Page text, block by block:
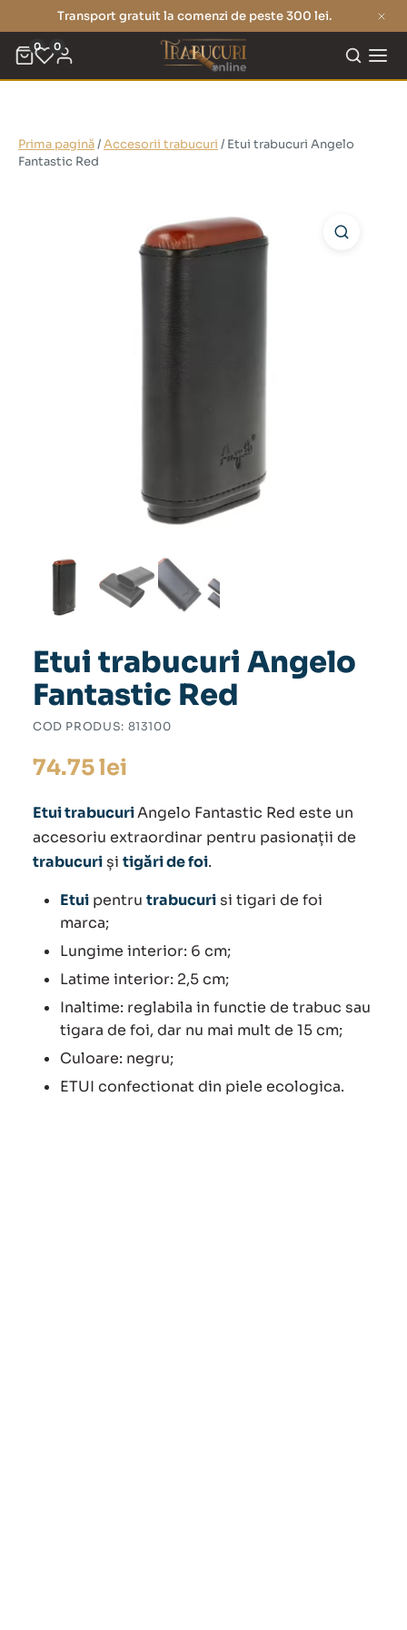
Transport gratuit la comenzi de peste 300 lei.
0 0
Prima pagină/Accesorii trabucuri / Etui trabucuri Angelo
Fantastic Red
Etui trabucuri Angelo
Fantastic Red
COD PRODUS: 813100
74.75lei
Etui trabucuriAngelo Fantastic Red este un
accesoriu extraordinar pentru pasionații de
trabucuri și tigări de foi.
Etui pentru trabucuri si tigari de foi
marca;
Lungime interior: 6 cm;
Latime interior: 2,5 cm;
Inaltime: reglabila in functie de trabuc sau
tigara de foi, dar nu mai mult de 15 cm;
Culoare: negru;
ETUI confectionat din piele ecologica.